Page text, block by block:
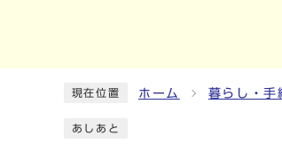
現在位置 ホーム 暮らし・手
あしあと